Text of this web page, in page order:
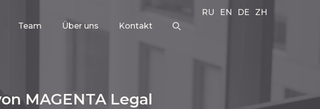
Team Über uns Kontakt
RU EN DE ZH
MAGENTA Legal